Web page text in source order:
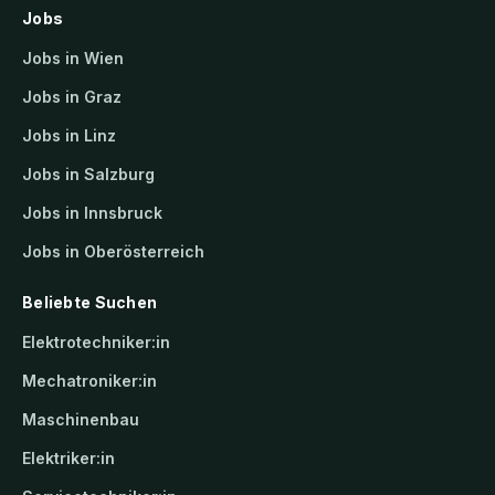
Jobs
Jobs in Wien
Jobs in Graz
Jobs in Linz
Jobs in Salzburg
Jobs in Innsbruck
Jobs in Oberösterreich
Beliebte Suchen
Elektrotechniker:in
Mechatroniker:in
Maschinenbau
Elektriker:in